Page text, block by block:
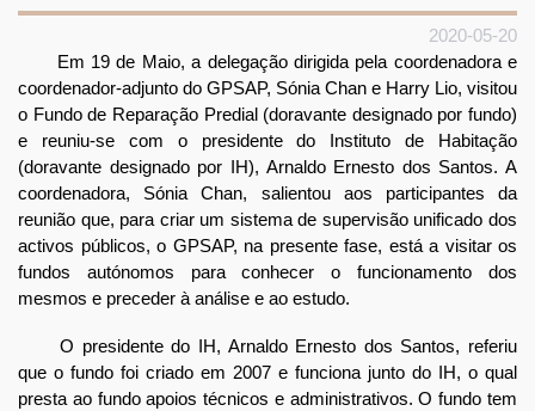
2020-05-20
Em 19 de Maio, a delegação dirigida pela coordenadora e
coordenador-adjunto do GPSAP, Sónia Chan e Harry Lio, visitou
o Fundo de Reparação Predial (doravante designado por fundo)
e reuniu-se com o presidente do Instituto de Habitação
(doravante designado por IH), Arnaldo Ernesto dos Santos. A
coordenadora, Sónia Chan, salientou aos participantes da
reunião que, para criar um sistema de supervisão unificado dos
activos públicos, o GPSAP, na presente fase, está a visitar os
fundos autónomos para conhecer o funcionamento dos
mesmos e preceder à análise e ao estudo.
O presidente do IH, Arnaldo Ernesto dos Santos, referiu
que o fundo foi criado em 2007 e funciona junto do IH, o qual
presta ao fundo apoios técnicos e administrativos. O fundo tem